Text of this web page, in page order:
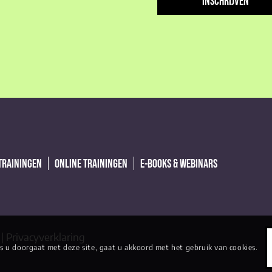
ONLINE TRAININGEN E-BOOKS & WEBINARS
Privacyverklaring
u doorgaat met deze site, gaat u akkoord met het gebruik van cookies.